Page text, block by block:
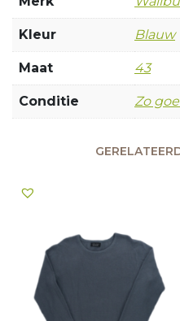
Kleur Blauw
Maat 43
Conditie Zo